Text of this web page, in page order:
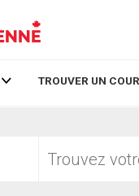
TROUVER UN
votre